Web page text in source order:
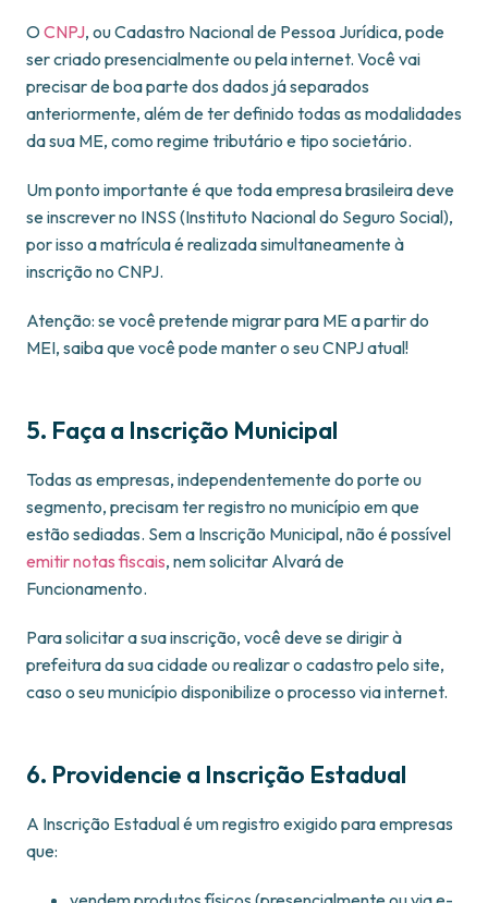
OCNPJ, ou Cadastro Nacional de Pessoa Jurídica, pode
ser criado presencialmente ou pela internet. Você vai
precisar de boa parte dos dados já separados
anteriormente, além de ter definido todas as modalidades
da sua ME, como regime tributário e tipo societário.
Um ponto importante é que toda empresa brasileira deve
se inscrever no INSS (Instituto Nacional do Seguro Social),
por isso a matrícula é realizada simultaneamente à
inscrição no CNPJ.
Atenção: se você pretende migrar para ME a partir do
MEI, saiba que você pode manter o seu CNPJ atual!
5. Faça a Inscrição Municipal
Todas as empresas, independentemente do porte ou
segmento, precisam ter registro no município em que
estão sediadas. Sem a Inscrição Municipal, não é possível
emitir notas fiscais, nem solicitar Alvará de
Funcionamento.
Para solicitar a sua inscrição, você deve se dirigir à
prefeitura da sua cidade ou realizar o cadastro pelo site,
caso o seu município disponibilize o processo via internet.
6. Providencie a Inscrição Estadual
A Inscrição Estadual é um registro exigido para empresas
que: